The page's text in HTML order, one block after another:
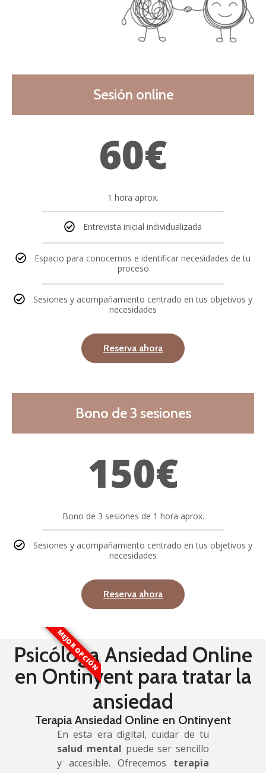
Sesión online
60€
1 hora aprox.
Entrevista inicial individualizada
Espacio para conocernos e identificar necesidades de tu
proceso
Sesiones y acompañamiento centrado en tus objetivos y
necesidades
Reserva ahora
Bono de 3 sesiones
150€
Bono de 3 sesiones de 1 hora aprox.
Sesiones y acompañamiento centrado en tus objetivos y
necesidades
Reserva ahora
MEJOR OPCIÓN
Psicóloga Ansiedad Online
en Ontinyent para tratar la
ansiedad
Terapia Ansiedad Online en Ontinyent
En esta era digital, cuidar de tu
salud mental puede ser sencillo
y accesible. Ofrecemos terapia